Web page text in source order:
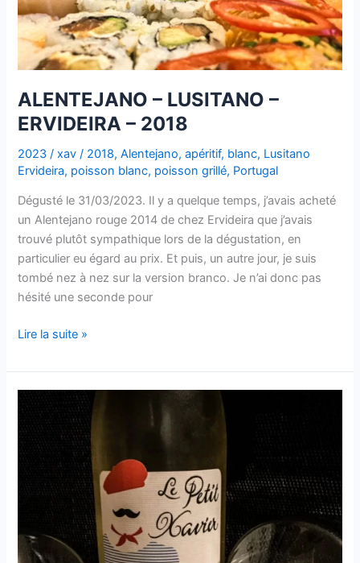
ALENTEJANO – LUSITANO –
ERVIDEIRA – 2018
2023 /xav/ 2018,Alentejano,apéritif, blanc, Lusitano
Ervideira, poisson blanc, poisson grillé, Portugal
Dégusté le 31/03/2023. Il y a quelque temps, j’avais acheté
un Alentejano rouge 2014 de chez Ervideira que j’avais
trouvé plutôt sympathique lors de la dégustation, en
particulier eu égard au prix. Et puis, un autre jour, je suis
tombé nez à nez sur la version branco. Je n’ai donc pas
hésité une seconde pour
ALENTEJANO
LUSITANO
–
ERVIDEIRA
2018
Lire la suite »